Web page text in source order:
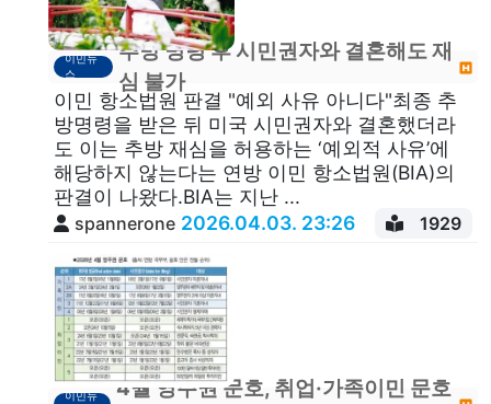
이민뉴
스
추방 명령 후 시민권자와 결혼해도 재
심 불가
이민 항소법원 판결 "예외 사유 아니다"최종 추
방명령을 받은 뒤 미국 시민권자와 결혼했더라
도 이는 추방 재심을 허용하는 ‘예외적 사유’에
해당하지 않는다는 연방 이민 항소법원(BIA)의
판결이 나왔다.BIA는 지난 ...
spannerone 2026.04.03. 23:26 1929
이민뉴
4월 영주권 문호, 취업·가족이민 문호